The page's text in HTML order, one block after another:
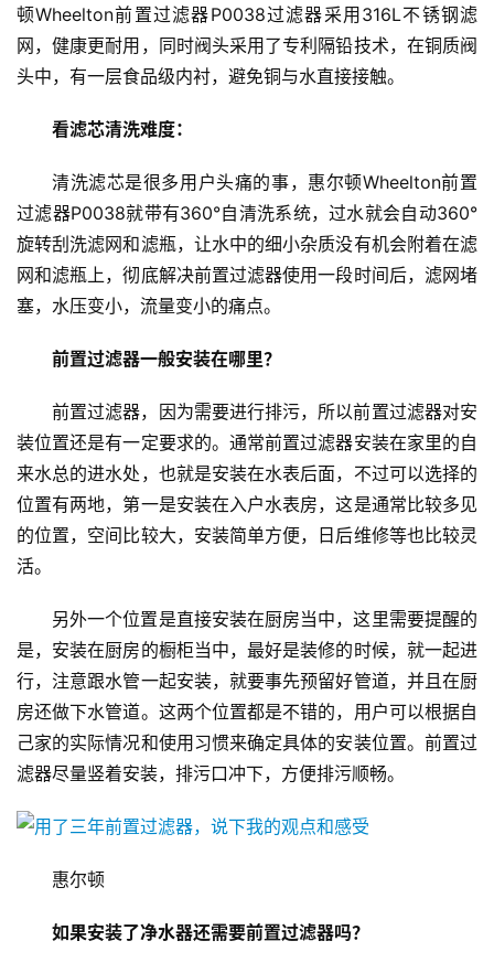
顿Wheelton前置过滤器P0038过滤器采用316L不锈钢滤
网，健康更耐用，同时阀头采用了专利隔铅技术，在铜质阀
头中，有一层食品级内衬，避免铜与水直接接触。
看滤芯清洗难度：
清洗滤芯是很多用户头痛的事，惠尔顿Wheelton前置
过滤器P0038就带有360°自清洗系统，过水就会自动360°
旋转刮洗滤网和滤瓶，让水中的细小杂质没有机会附着在滤
网和滤瓶上，彻底解决前置过滤器使用一段时间后，滤网堵
塞，水压变小，流量变小的痛点。
前置过滤器一般安装在哪里？
前置过滤器，因为需要进行排污，所以前置过滤器对安
装位置还是有一定要求的。通常前置过滤器安装在家里的自
来水总的进水处，也就是安装在水表后面，不过可以选择的
位置有两地，第一是安装在入户水表房，这是通常比较多见
的位置，空间比较大，安装简单方便，日后维修等也比较灵
活。
另外一个位置是直接安装在厨房当中，这里需要提醒的
是，安装在厨房的橱柜当中，最好是装修的时候，就一起进
行，注意跟水管一起安装，就要事先预留好管道，并且在厨
房还做下水管道。这两个位置都是不错的，用户可以根据自
己家的实际情况和使用习惯来确定具体的安装位置。前置过
滤器尽量竖着安装，排污口冲下，方便排污顺畅。
惠尔顿
如果安装了净水器还需要前置过滤器吗？